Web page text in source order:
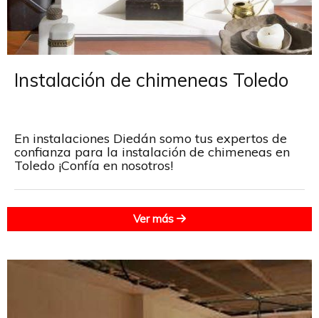
Instalación de chimeneas Toledo
En instalaciones Diedán somo tus expertos de
confianza para la instalación de chimeneas en
Toledo ¡Confía en nosotros!
Ver más